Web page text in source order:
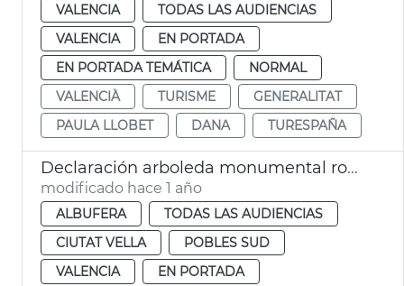
VALENCIA
TODAS LAS AUDIENCIAS
VALENCIA
EN PORTADA
EN PORTADA TEMÁTICA
NORMAL
VALENCIÀ
TURISME
GENERALITAT
PAULA LLOBET
DANA TURESPAÑA
Declaración arboleda monumental rodal maduro Devesa
modificado hace 1 año
ALBUFERA
TODAS LAS AUDIENCIAS
CIUTAT VELLA
POBLES SUD
VALENCIA
EN PORTADA